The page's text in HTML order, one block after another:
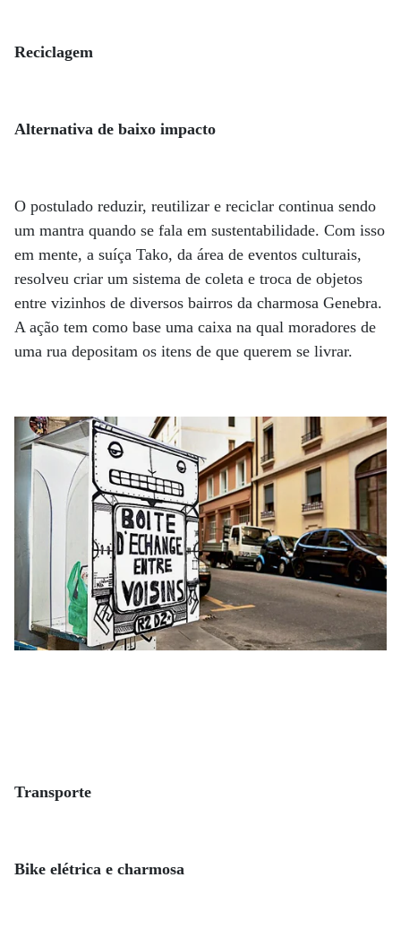
Reciclagem
Alternativa de baixo impacto
O postulado reduzir, reutilizar e reciclar continua sendo
um mantra quando se fala em sustentabilidade. Com isso
em mente, a suíça Tako, da área de eventos culturais,
resolveu criar um sistema de coleta e troca de objetos
entre vizinhos de diversos bairros da charmosa Genebra.
A ação tem como base uma caixa na qual moradores de
uma rua depositam os itens de que querem se livrar.
Transporte
Bike elétrica e charmosa